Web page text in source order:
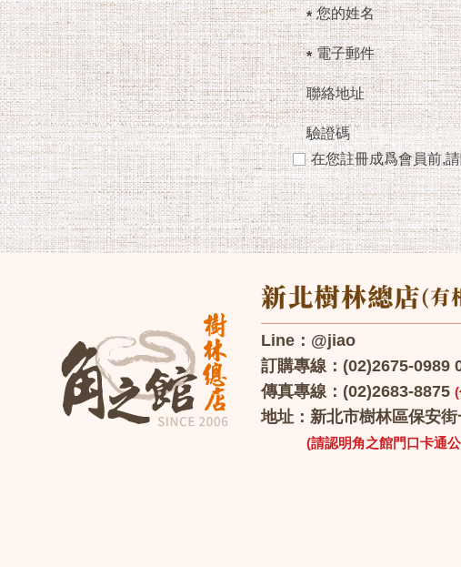
您的姓名
電子郵件
聯絡地址
驗證碼
在您註冊成爲會員前,
Line：@jiao
訂購專線：(02)2675-0989
傳真專線：(02)2683-8875
地址：新北市樹林區保安
(請認明角之館門口卡通